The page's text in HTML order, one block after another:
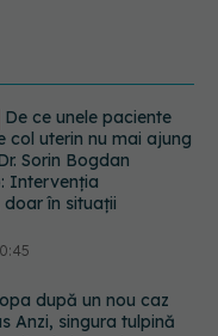
după un nou caz
Anzi, singura tulpină
de la om la om
mai mari.
schimbarea legii